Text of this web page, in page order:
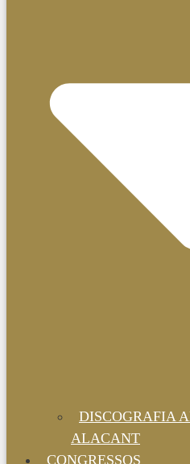
DISCOGRAFIA
ALACANT
CONGRESSOS